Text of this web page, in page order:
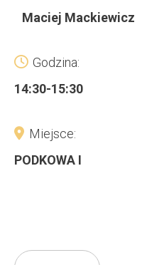
Maciej Mackiewicz
Godzina:
14:30-15:30
Miejsce:
PODKOWA I